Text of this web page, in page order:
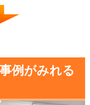
例がみれる